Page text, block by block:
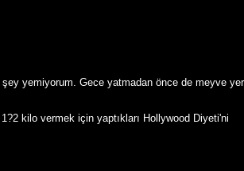
yemiyorum. Gece yatmadan önce de meyve
kilo vermek için yaptıkları Hollywood Diyeti'ni